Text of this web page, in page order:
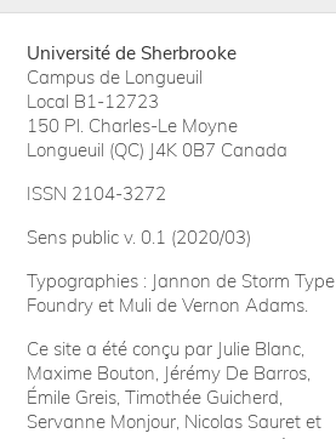
Université de Sherbrooke
Campus de Longueuil
Local B1-12723
150 Pl. Charles-Le Moyne
Longueuil (QC) J4K 0B7 Canada
ISSN 2104-3272
Sens public v. 0.1 (2020/03)
Typographies : Jannon de Storm Type
Foundry et Muli de Vernon Adams.
Ce site a été conçu par Julie Blanc,
Maxime Bouton, Jérémy De Barros,
Émile Greis, Timothée Guicherd,
Servanne Monjour, Nicolas Sauret et